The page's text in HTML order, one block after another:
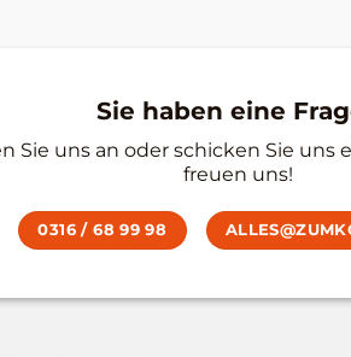
Sie haben eine
Sie uns an oder schicken Sie uns
freuen uns!
0316 / 68 99 98